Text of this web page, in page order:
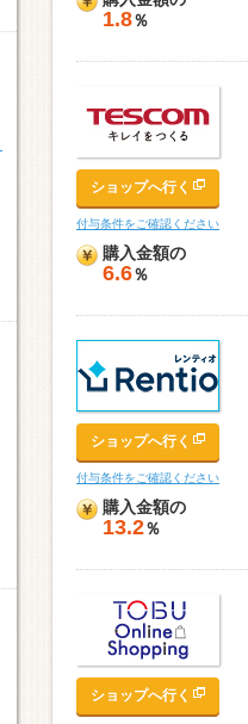
1.8％
ショップへ行く
付与条件をご確認ください
購入金額の
6.6％
ショップへ行く
付与条件をご確認ください
購入金額の
13.2％
ショップへ行く